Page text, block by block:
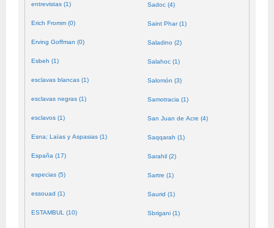
entrevistas (1)
Erich Fromm (0)
Erving Goffman (0)
Esbeh (1)
esclavas blancas (1)
esclavas negras (1)
esclavos (1)
Esna; Laïas y Aspasias (1)
España (17)
especias (5)
essouad (1)
ESTAMBUL (10)
Sadoc (4)
Saint Phar (1)
Saladino (2)
Salahoc (1)
Salomón (3)
Samotracia (1)
San Juan de Acre (4)
Saqqarah (1)
Sarahil (2)
Sartre (1)
Saurid (1)
Sbrigani (1)